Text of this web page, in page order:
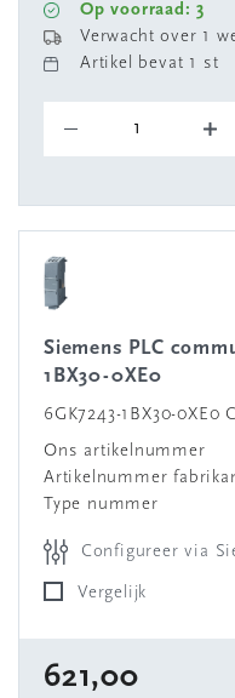
Op voorraad: 3
Verwacht over 1
Artikel bevat 1 st
Siemens PLC communicatiemodule 6GK7243-
1BX30-0XE0
6GK7243-1BX30-0XE0
Ons artikelnummer
Artikelnummer
Type nummer
Configureer via
Vergelijk
621,00